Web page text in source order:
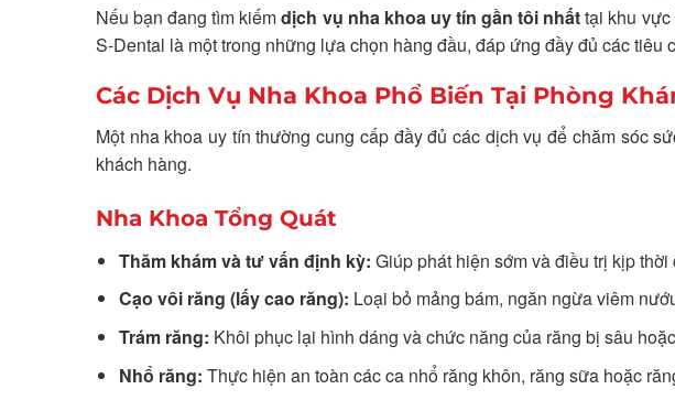
Nếu bạn đang tìm kiếmdịch vụ nha khoa uy tín gần tôi nhấttại khu
S-Dental là một trong những lựa chọn hàng đầu, đáp ứng đầy đủ các tiêu
Các Dịch Vụ Nha Khoa Phổ Biến Tại Phòng
Một nha khoa uy tín thường cung cấp đầy đủ các dịch vụ để chăm sóc
khách hàng.
Nha Khoa Tổng Quát
Thăm khám và tư vấn định kỳ: Giúp phát hiện sớm và điều trị kịp
Cạo vôi răng (lấy cao răng): Loại bỏ mảng bám, ngăn ngừa viêm
Trám răng: Khôi phục lại hình dáng và chức năng của răng bị sâu
Nhổ răng: Thực hiện an toàn các ca nhổ răng khôn, răng sữa hoặc